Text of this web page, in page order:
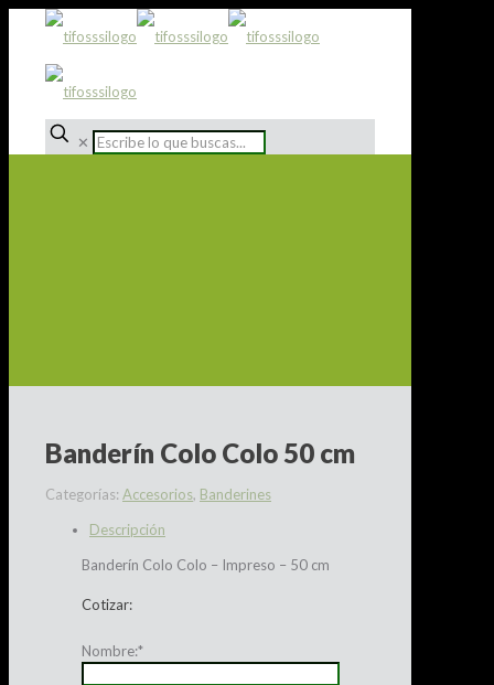
✕
Banderín Colo Colo 50 cm
Categorías: Accesorios, Banderines
Descripción
Banderín Colo Colo – Impreso – 50 cm
Cotizar:
Nombre:*